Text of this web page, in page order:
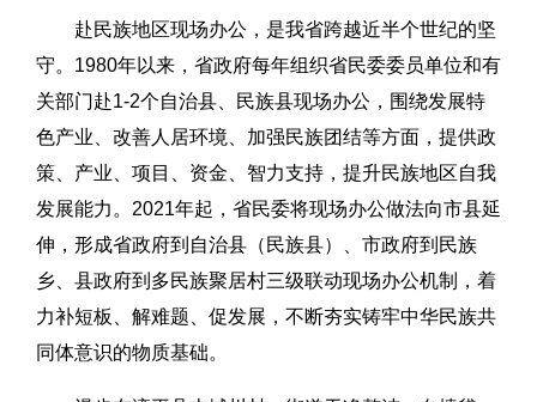
赴民族地区现场办公，是我省跨越近半个世纪的坚
守。1980年以来，省政府每年组织省民委委员单位和有
关部门赴1-2个自治县、民族县现场办公，围绕发展特
色产业、改善人居环境、加强民族团结等方面，提供政
策、产业、项目、资金、智力支持，提升民族地区自我
发展能力。2021年起，省民委将现场办公做法向市县延
伸，形成省政府到自治县（民族县）、市政府到民族
乡、县政府到多民族聚居村三级联动现场办公机制，着
力补短板、解难题、促发展，不断夯实铸牢中华民族共
同体意识的物质基础。